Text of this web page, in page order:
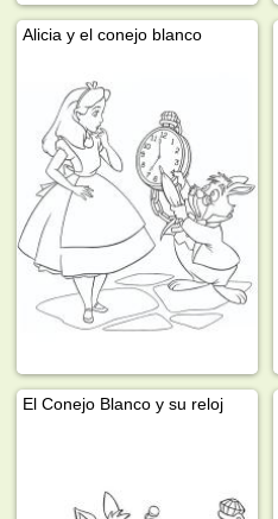
Alicia y el conejo blanco
El Conejo Blanco y su reloj